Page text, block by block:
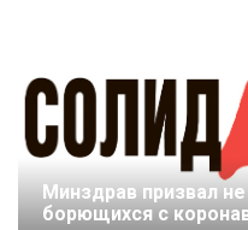
Минздрав призвал
борющихся с